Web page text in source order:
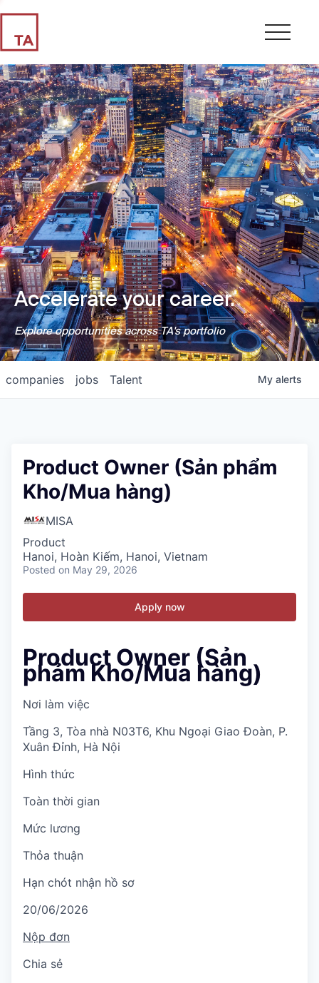
Accelerate your career.
Explore opportunities across TA's portfolio
jobs
companies Talent My alerts
Product Owner (Sản phẩm
Kho/Mua hàng)
MISA
Product
Hanoi, Hoàn Kiếm, Hanoi, Vietnam
Posted on May 29, 2026
Apply now
Product Owner (Sản
phảm Kho/Mua hàng)
Nơi làm việc
Tầng 3, Tòa nhà N03T6, Khu Ngoại Giao Đoàn, P.
Xuân Đỉnh, Hà Nội
Hình thức
Toàn thời gian
Mức lương
Thỏa thuận
Hạn chót nhận hồ sơ
20/06/2026
Nộp đơn
Chia sẻ